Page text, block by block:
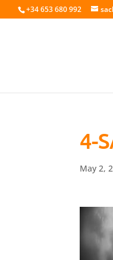
+34 653 680 992
4-
May 2,